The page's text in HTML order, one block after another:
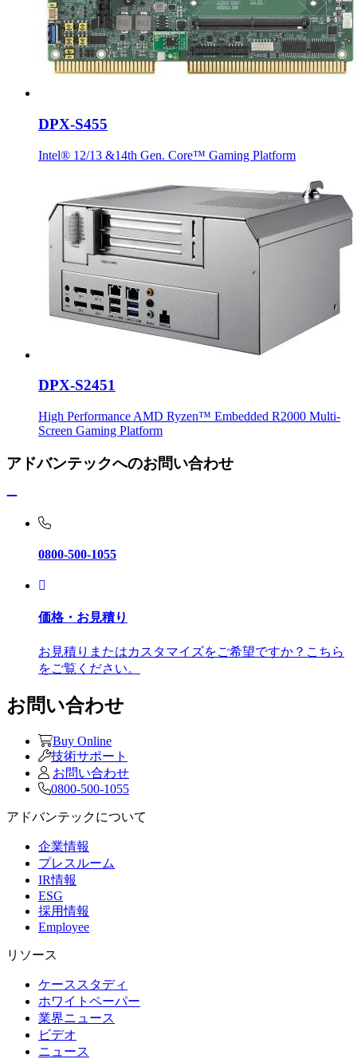
DPX-S455
Intel® 12/13 &14th Gen. Core™ Gaming Platform
DPX-S2451
High Performance AMD Ryzen™ Embedded R2000 Multi-
Screen Gaming Platform
アドバンテックへのお問い合わせ
0800-500-1055
価格・お見積り
お見積りまたはカスタマイズをご希望ですか？こちら
をご覧ください。
お問い合わせ
Buy Online
技術サポート
お問い合わせ
0800-500-1055
アドバンテックについて
企業情報
プレスルーム
IR情報
ESG
採用情報
Employee
リソース
ケーススタディ
ホワイトペーパー
業界ニュース
ビデオ
ニュース